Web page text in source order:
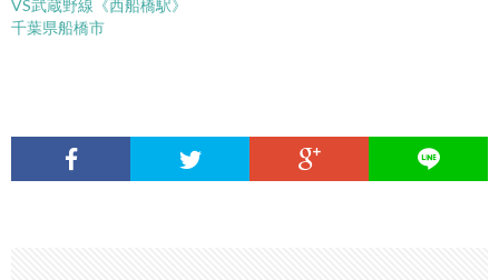
VS武蔵野線《西船橋駅》
千葉県船橋市